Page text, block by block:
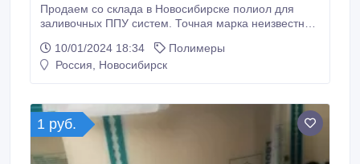
Продаем со склада в Новосибирске полиол для
заливочных ППУ систем. Точная марка неизвестна,
лаборатории отправлю по запросу! В количестве: 40
тонн. Фасовка: металлические бочки. Готовы
10/01/2024 18:34
Полимеры
Россия, Новосибирск
1 руб.